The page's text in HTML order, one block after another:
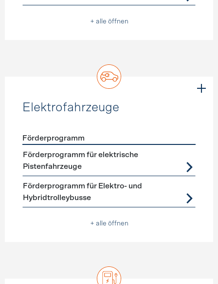
+ alle öffnen
Elektrofahrzeuge
Förderprogramme Elektrofahrzeuge
Förderprogramm
Förderprogramm für elektrische
Pistenfahrzeuge
Förderprogramm für Elektro- und
Hybridtrolleybusse
+ alle öffnen